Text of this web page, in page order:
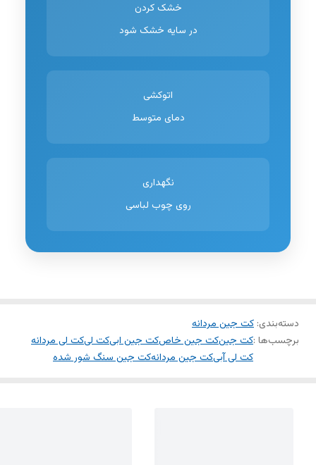
خشک کردن
در سایه خشک شود
اتوکشی
دمای متوسط
نگهداری
روی چوب لباسی
دسته‌بندی: کت جین مردانه
برچسب‌ها :کت جینکت جین خاصکت جین ابیکت لیکت لی مردانه
کت لی آبیکت جین مردانهکت جین سنگ شور شده